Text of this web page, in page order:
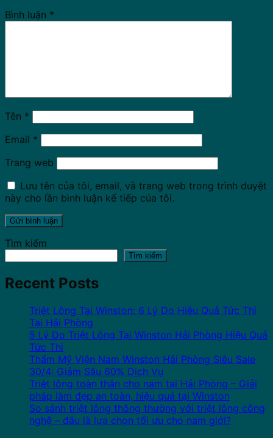
Bình luận *
Tên *
Email *
Trang web
Lưu tên của tôi, email, và trang web trong trình duyệt
này cho lần bình luận kế tiếp của tôi.
Tìm kiếm
Tìm kiếm
Recent Posts
Triệt Lông Tại Winston: 6 Lý Do Hiệu Quả Tức Thì
Tại Hải Phòng
5 Lý Do Triệt Lông Tại Winston Hải Phòng Hiệu Quả
Tức Thì
Thẩm Mỹ Viện Nam Winston Hải Phòng Siêu Sale
30/4: Giảm Sâu 60% Dịch Vụ
Triệt lông toàn thân cho nam tại Hải Phòng – Giải
pháp làm đẹp an toàn, hiệu quả tại Winston
So sánh triệt lông thông thường với triệt lông công
nghệ – đâu là lựa chọn tối ưu cho nam giới?